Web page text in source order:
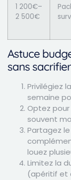
1 200€–
2 500€
Astuce
sans
Privilégiez
semaine
Optez
souvent
Partagez
louez
Limitez la
(apéritif et